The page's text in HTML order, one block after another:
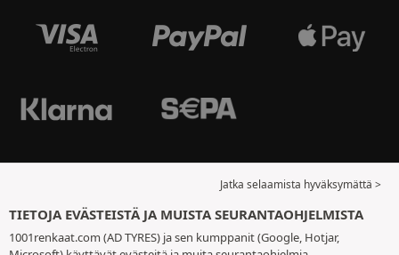
Jatka selaamista hyväksymättä >
TIETOJA EVÄSTEISTÄ JA MUISTA SEURANTAOHJELMISTA
1001renkaat.com (AD TYRES) ja sen kumppanit (Google, Hotjar,